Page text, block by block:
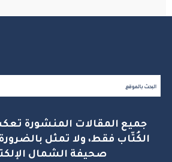
جميع المقالات المنشورة
الكُتّاب فقط، ولا تمثل
صحيفة الشمال